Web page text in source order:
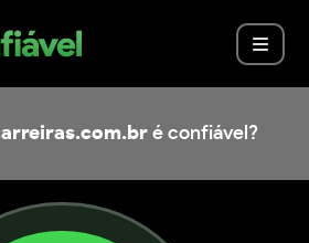
é confiável?